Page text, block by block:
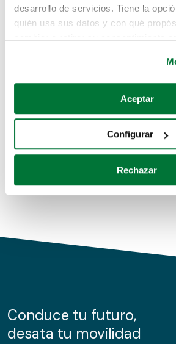
desarrollo de servicios. Tiene la
quién usa sus datos y con qué
Si lo permite, también quisiéramos:
Recopilar información sobre su
Identificar su dispositivo
para buscar características
Obtenga más información sobre
de cookies.
información sobre el uso que haga del
nuestros partners de redes sociales,
Aceptar
Configurar
Rechazar
Pero puedes encontrar el coche
buscando en alguno de estos
Coches de segunda mano
Coches de km0
Conduce tu futuro,
desata tu movilidad